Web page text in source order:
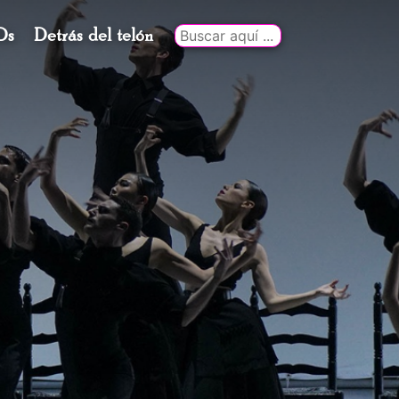
Detrás del telón
Buscar
por: